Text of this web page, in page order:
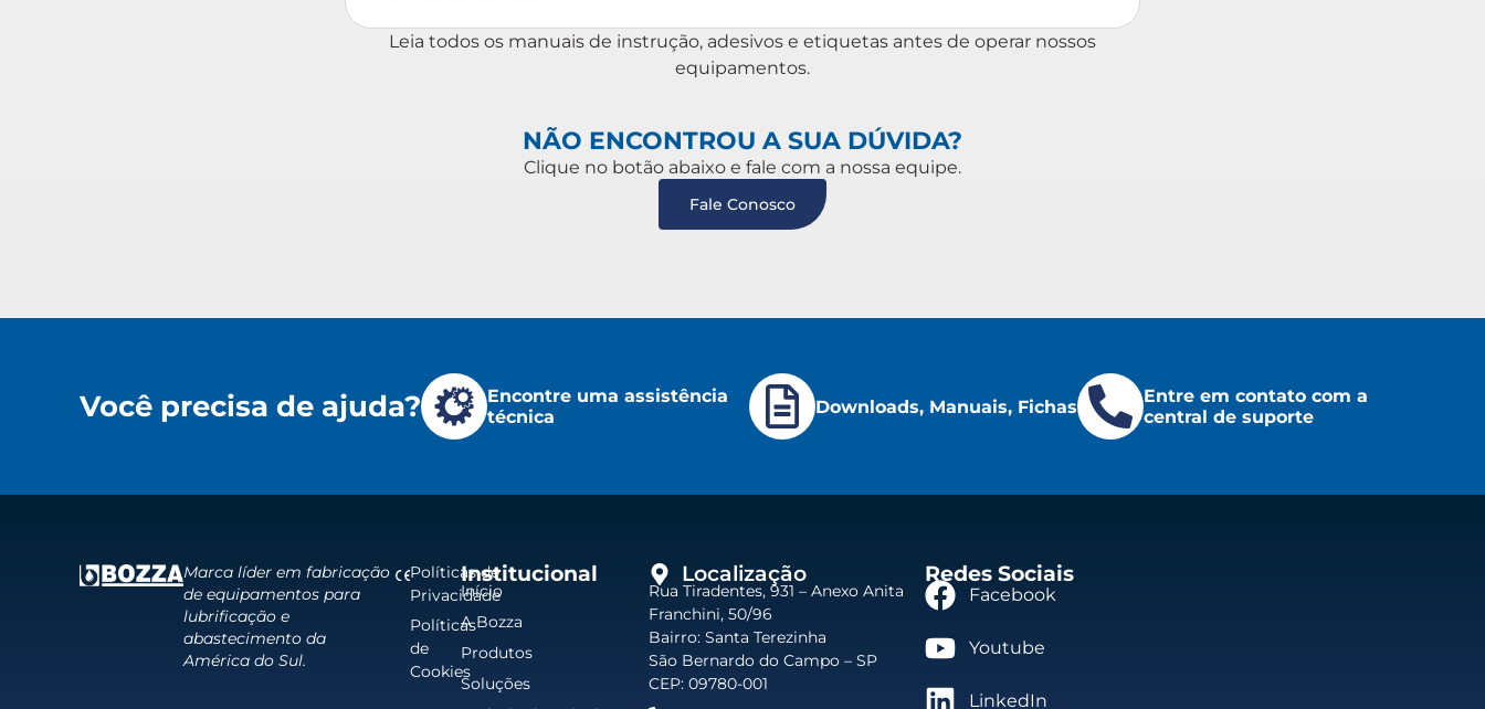
Leia todos os manuais de instrução, adesivos e etiquetas antes de operar nossos
equipamentos.
NÃO ENCONTROU A SUA DÚVIDA?
Clique no botão abaixo e fale com a nossa equipe.
Fale Conosco
Você precisa de ajuda?
Encontre uma assistência
técnica
Downloads, Manuais, Fichas
Entre em contato com a
central de suporte
Marca líder em fabricação
de equipamentos para
lubrificação e
abastecimento da
América do Sul.
Políticas de
Privacidade
Políticas
de
Cookies
Institucional
Início
A Bozza
Produtos
Soluções
Localização
Rua Tiradentes, 931 – Anexo Anita
Franchini, 50/96
Bairro: Santa Terezinha
São Bernardo do Campo – SP
CEP: 09780-001
Redes Sociais
Facebook
Youtube
LinkedIn